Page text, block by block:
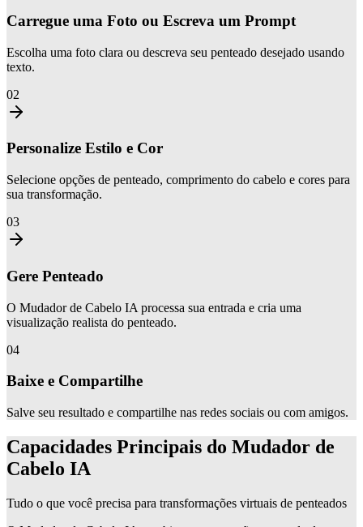
Carregue uma Foto ou Escreva um Prompt
Escolha uma foto clara ou descreva seu penteado desejado usando
texto.
02
Personalize Estilo e Cor
Selecione opções de penteado, comprimento do cabelo e cores para
sua transformação.
03
Gere Penteado
O Mudador de Cabelo IA processa sua entrada e cria uma
visualização realista do penteado.
04
Baixe e Compartilhe
Salve seu resultado e compartilhe nas redes sociais ou com amigos.
Capacidades Principais do Mudador de
Cabelo IA
Tudo o que você precisa para transformações virtuais de penteados